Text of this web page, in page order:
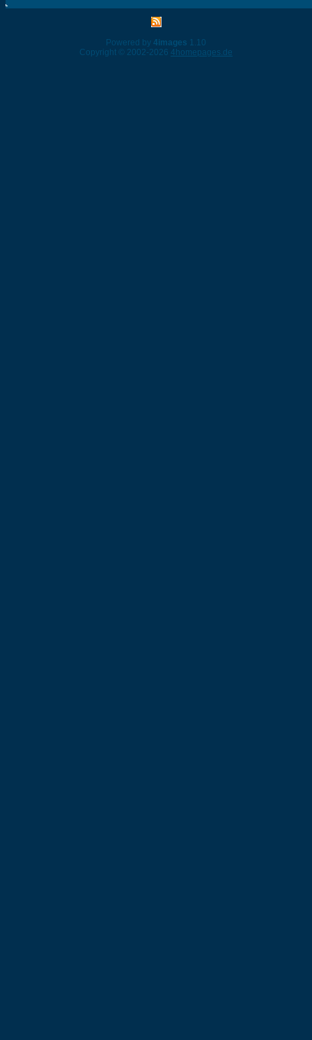
Powered by 4images 1.10
Copyright © 2002-2026 4homepages.de